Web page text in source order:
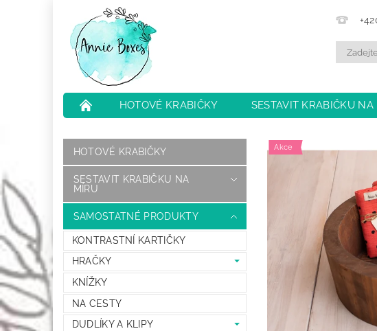
HOTOVÉ KRABIČKY SESTAVIT KRABIČKU NA
HOTOVÉ KRABIČKY
SESTAVIT KRABIČKU NA
MÍRU
SAMOSTATNÉ PRODUKTY
KONTRASTNÍ KARTIČKY
HRAČKY
KNÍŽKY
NA CESTY
DUDLÍKY A KLIPY
Akce